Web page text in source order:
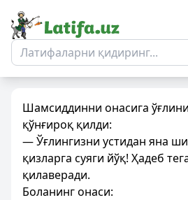
Шамсиддинни онасига
қўнғироқ қилди:
— Ўғлингизни устидан яна
қизларга суяги йўқ! Ҳадеб
қилаверади.
Боланинг онаси: